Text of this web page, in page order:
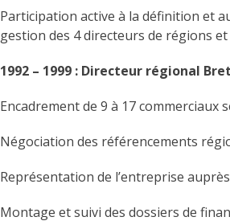
Participation active à la définition et
gestion des 4 directeurs de régions et
1992 – 1999 : Directeur régional
Encadrement de 9 à 17 commerciaux
Négociation des référencements
Représentation de l’entreprise
Montage et suivi des dossiers de